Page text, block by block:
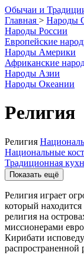
Обычаи и Т
Главная > Народы
Народы России
Европейские
Народы Америки
Африканские
Народы Азии
Народы Океании
Религия
Религия
Национальные
Традиционная
Показать ещё
Религия играет
который
религия на
миссионерами
Кирибати
распространенной